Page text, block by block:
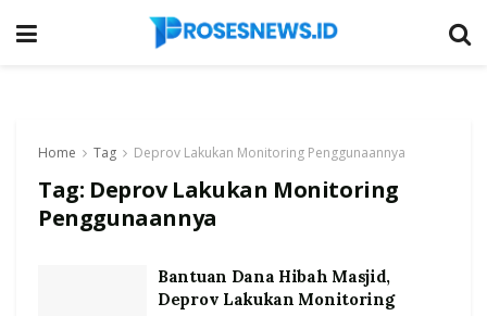
Home Tag Deprov Lakukan Monitoring Penggunaannya
Tag: Deprov Lakukan Monitoring
Penggunaannya
Bantuan Dana Hibah Masjid,
Deprov Lakukan Monitoring